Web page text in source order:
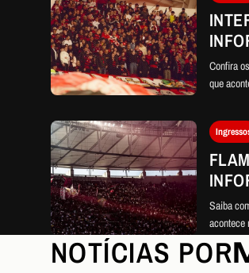
Confira
que
Saiba
acontece
NOTÍCIAS POR